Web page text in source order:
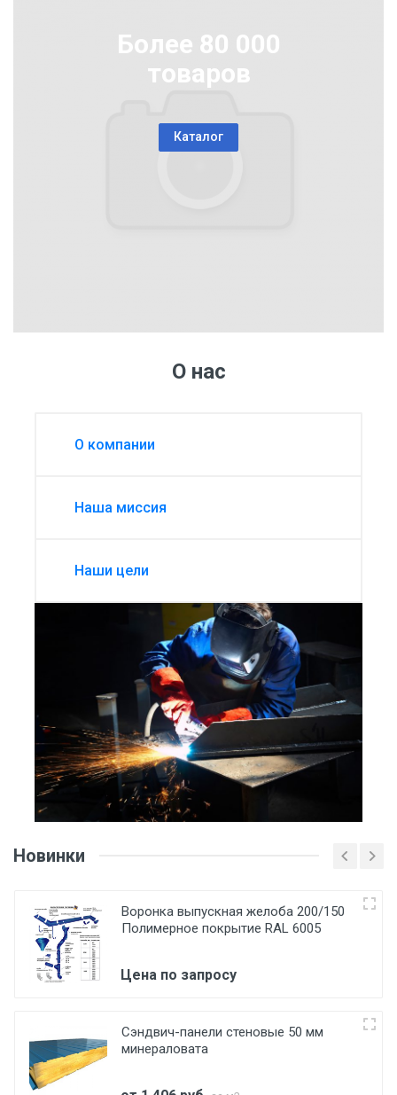
Более 80 000
товаров
Каталог
О нас
О компании
Наша миссия
Наши цели
Новинки
Воронка выпускная желоба 200/150
Полимерное покрытие RAL 6005
Цена по запросу
Сэндвич-панели стеновые 50 мм
минераловата